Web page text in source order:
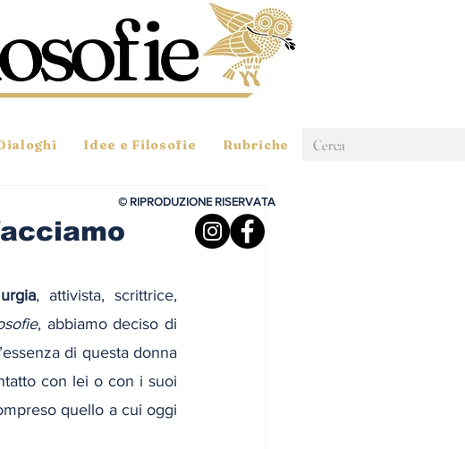
Idee e Filosofie Rubriche
, attivista, scrittrice,
, abbiamo deciso di
di questa donna
con lei o con i suoi
quello a cui oggi
© RIPRODUZIONE RISERVATA